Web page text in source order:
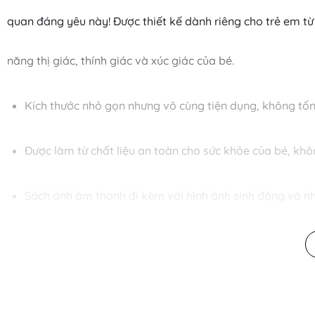
quan đáng yêu này! Được thiết kế dành riêng cho trẻ em
năng thị giác, thính giác và xúc giác của bé.
Kích thước nhỏ gọn nhưng vô cùng tiện dụng, không
Được làm từ chất liệu an toàn cho sức khỏe của bé,
Sách ảnh âm thanh đi kèm với hình ảnh sinh động và
Các tấm ảnh được làm từ chất liệu dày giúp bé phát